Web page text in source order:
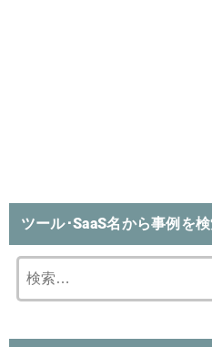
ツール･SaaS名から事例を